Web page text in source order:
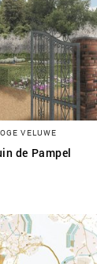
VELUWE
de Pampel